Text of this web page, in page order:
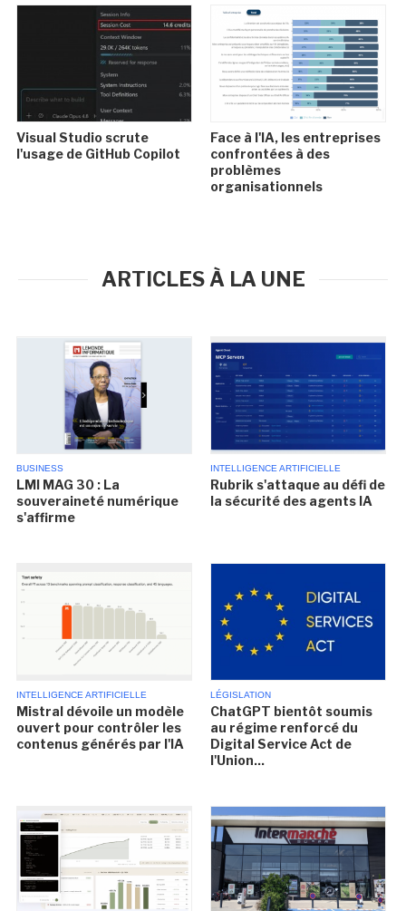
Visual Studio scrute
l'usage de GitHub Copilot
Face à l'IA, les entreprises
confrontées à des
problèmes
organisationnels
ARTICLES À LA UNE
BUSINESS
LMI MAG 30 : La
souveraineté numérique
s'affirme
INTELLIGENCE ARTIFICIELLE
Rubrik s'attaque au défi de
la sécurité des agents IA
INTELLIGENCE ARTIFICIELLE
Mistral dévoile un modèle
ouvert pour contrôler les
contenus générés par l'IA
LÉGISLATION
ChatGPT bientôt soumis
au régime renforcé du
Digital Service Act de
l'Union...